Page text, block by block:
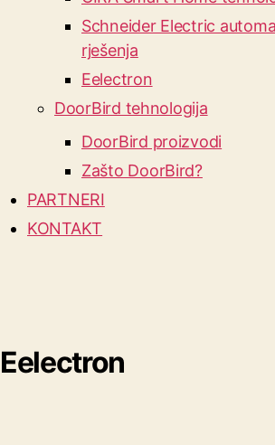
Schneider Electric
rješenja
Eelectron
DoorBird tehnologija
DoorBird proizvodi
Zašto DoorBird?
PARTNERI
KONTAKT
Eelectron